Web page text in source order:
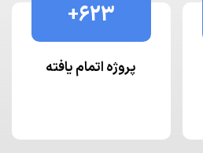
پروژه اتمام یافته
623
+